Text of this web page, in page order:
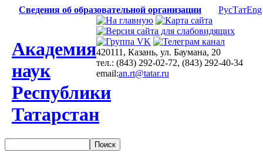
Сведения об образовательной организации РусТатEng
Академия
наук
Республики
Татарстан
420111, Казань, ул. Баумана, 20
тел.: (843) 292-02-72, (843) 292-40-34
email:an.rt@tatar.ru